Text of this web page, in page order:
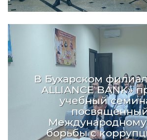
В Бухарском
ALLIANCE BANK»
учебный
борьбы с